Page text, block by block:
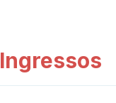
Ingressos